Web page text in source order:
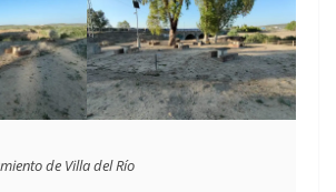
de Villa del Río